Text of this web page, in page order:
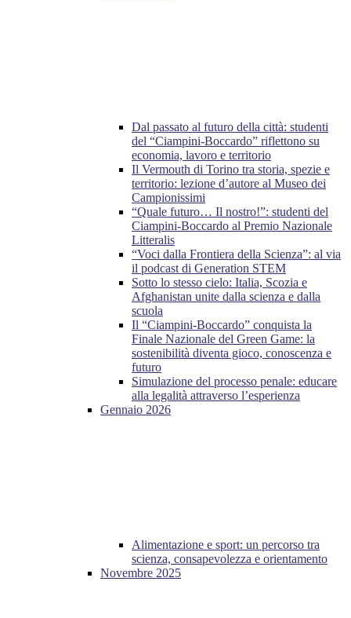
Dal passato al futuro della città: studenti
del “Ciampini-Boccardo” riflettono su
economia, lavoro e territorio
Il Vermouth di Torino tra storia, spezie e
territorio: lezione d’autore al Museo dei
Campionissimi
“Quale futuro… Il nostro!”: studenti del
Ciampini-Boccardo al Premio Nazionale
Litteralis
“Voci dalla Frontiera della Scienza”: al via
il podcast di Generation STEM
Sotto lo stesso cielo: Italia, Scozia e
Afghanistan unite dalla scienza e dalla
scuola
Il “Ciampini-Boccardo” conquista la
Finale Nazionale del Green Game: la
sostenibilità diventa gioco, conoscenza e
futuro
Simulazione del processo penale: educare
alla legalità attraverso l’esperienza
Gennaio 2026
Alimentazione e sport: un percorso tra
scienza, consapevolezza e orientamento
Novembre 2025